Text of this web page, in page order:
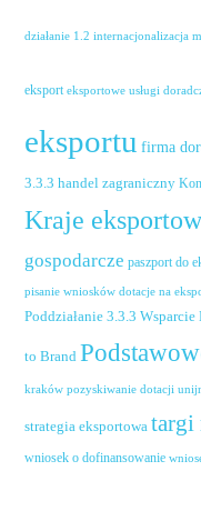
działanie 1.2 internacjonalizacja
eksport eksportowe usługi
eksportu firma
3.3.3 handel zagraniczny
Kraje
gospodarcze paszport do
pisanie wniosków dotacje na
Poddziałanie 3.3.3
to Brand
kraków pozyskiwanie dotacji
strategia eksportowa targi
wniosek o dofinansowanie